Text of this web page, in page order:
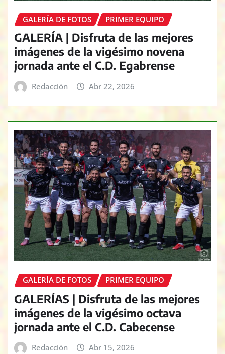
GALERÍA DE FOTOS PRIMER EQUIPO
GALERÍA | Disfruta de las mejores
imágenes de la vigésimo novena
jornada ante el C.D. Egabrense
Redacción Abr 22, 2026
GALERÍA DE FOTOS PRIMER EQUIPO
GALERÍAS | Disfruta de las mejores
imágenes de la vigésimo octava
jornada ante el C.D. Cabecense
Redacción Abr 15, 2026